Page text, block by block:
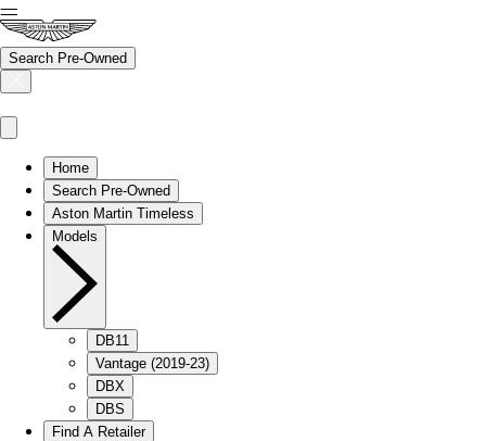
Search Pre-Owned
Home
Search Pre-Owned
Aston Martin Timeless
Models
DB11
Vantage (2019-23)
DBX
DBS
Find A Retailer